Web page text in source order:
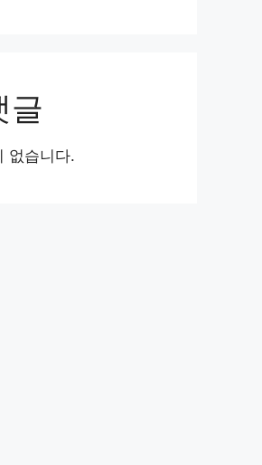
글
없습니다.